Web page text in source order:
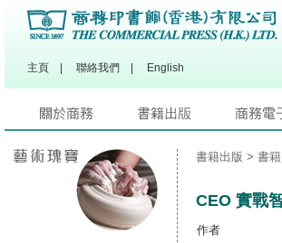
主頁 聯絡我們 English
書籍出版 > 書
CEO 實戰
作者